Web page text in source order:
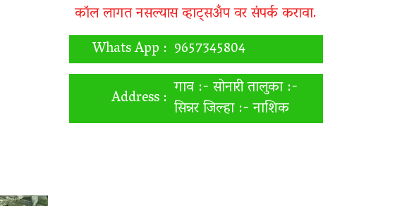
कॉल लागत नसल्यास व्हाट्सअँप वर संपर्क करावा.
Whats App : 9657345804
Address : गाव :- सोनारी तालुका :-
सिन्नर जिल्हा :- नाशिक